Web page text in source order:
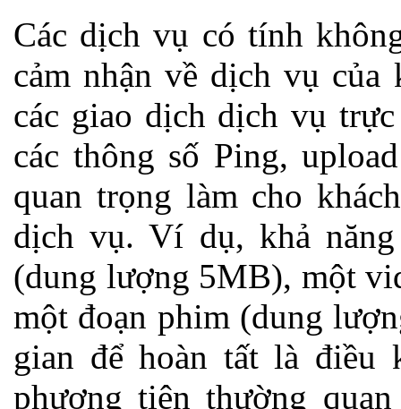
Các dịch vụ có tính
cảm nhận về dịch vụ của
các giao dịch dịch vụ
các thông số Ping,
quan trọng làm cho
dịch vụ. Ví dụ, khả
(dung lượng 5MB), một
một đoạn phim (dung
gian để hoàn tất là điều
phương tiện thường